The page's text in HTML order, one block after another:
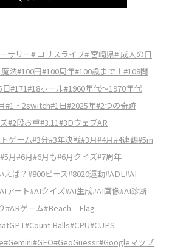
サリー# コリスライブ# 宮崎県# 成人の日
法#100円#100周年#100歳まで！ #108問
日#171#18ホール#1960年代～1970年代
#1・2switch#1日#2025年#2つの奇跡
#2段お重#3.11#3DウェブAR
ゲーム#3分#3年決戦#3月#4月#4連鶴#5m
#5月#6月#6月も#6月クイズ#7周年
えば？ #800ピース#8020運動#ADL#AI
アート#AIクイズ#AI生成#AI画像#AI診断
#ARゲーム#Beach Flag
#Count Balls#CPU#CUPS
#Gemini#GEO#GeoGuessr#Googleマップ